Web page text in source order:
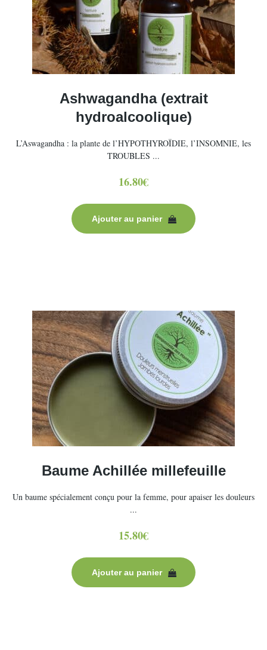
Ashwagandha (extrait
hydroalcoolique)
L’Aswagandha : la plante de l’HYPOTHYROÏDIE, l’INSOMNIE, les
TROUBLES ...
16.80€
Ajouter au panier
Baume Achillée millefeuille
Un baume spécialement conçu pour la femme, pour apaiser les douleurs
...
15.80€
Ajouter au panier